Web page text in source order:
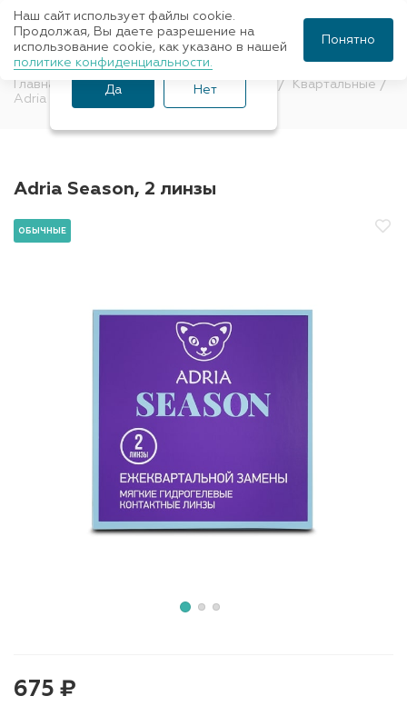
Главная Контактные линзы Обычные
Квартальные
Adria
Adria Season, 2 линзы
ОБЫЧНЫЕ
675 ₽
Ваш город Санкт-
Петербург?
Да Нет
Наш сайт использует файлы cookie.
Продолжая, Вы даете разрешение на
использование cookie, как указано в нашей
политике конфиденциальности.
Понятно